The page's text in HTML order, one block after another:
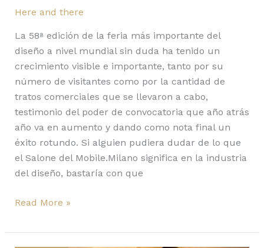
Here and there
La 58ª edición de la feria más importante del
diseño a nivel mundial sin duda ha tenido un
crecimiento visible e importante, tanto por su
número de visitantes como por la cantidad de
tratos comerciales que se llevaron a cabo,
testimonio del poder de convocatoria que año atrás
año va en aumento y dando como nota final un
éxito rotundo. Si alguien pudiera dudar de lo que
el Salone del Mobile.Milano significa en la industria
del diseño, bastaría con que
Read More »